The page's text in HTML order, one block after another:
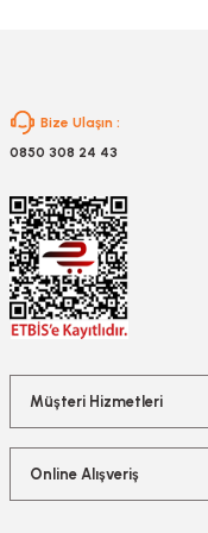
Bize Ulaşın :
0850 308 24 43
Müşteri Hizmetleri
Online Alışveriş